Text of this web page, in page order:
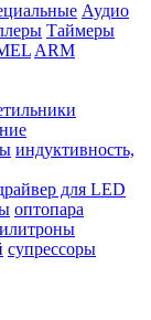
Аудио
Таймеры
ARM
индуктивность,
для LED
оптопара
супрессоры